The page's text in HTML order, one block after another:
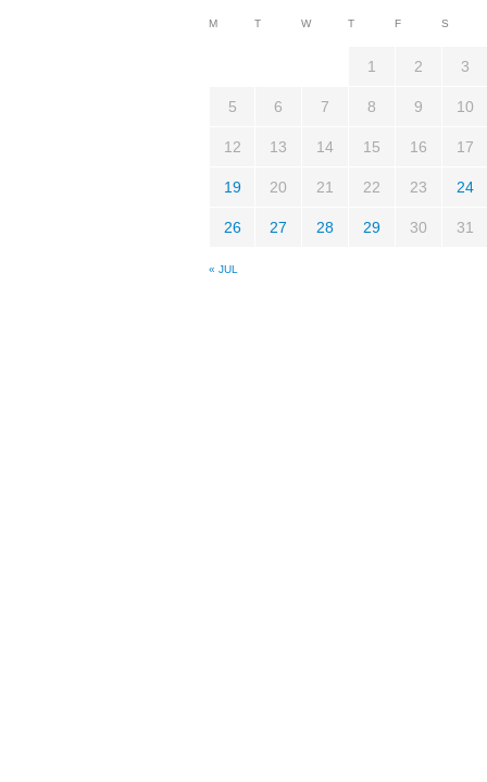
M T W T F S
« JUL
1 2 3
5 6 7 8 9 10
12 13 14 15 16 17
19 20 21 22 23 24
26 27 28 29 30 31